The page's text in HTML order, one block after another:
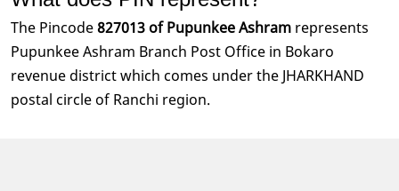
The Pincode827013 of Pupunkee Ashram represents
Pupunkee Ashram Branch Post Office in Bokaro
revenue district which comes under the JHARKHAND
postal circle of Ranchi region.